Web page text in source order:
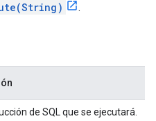
.
de SQL que se ejecutará.